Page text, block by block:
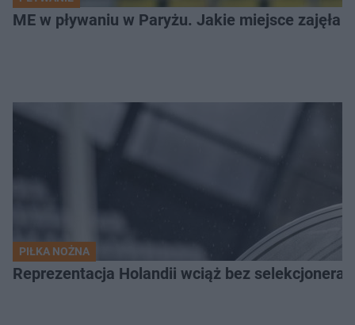
ME w pływaniu w Paryżu. Jakie miejsce zajęła
PIŁKA NOŻNA
Reprezentacja Holandii wciąż bez